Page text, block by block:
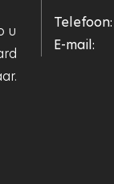
u
Telefoon:
E-mail: